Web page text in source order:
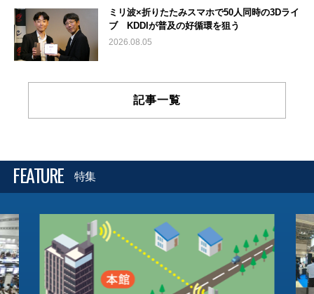
ミリ波×折りたたみスマホで50人同時の3Dライ
ブ KDDIが普及の好循環を狙う
2026.08.05
記事一覧
FEATURE 特集